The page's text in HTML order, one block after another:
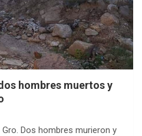
hombres muertos y
Dos hombres murieron y